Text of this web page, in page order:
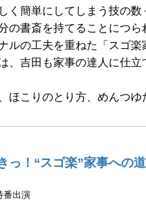
く簡単にしてしまう技の数
の書斎を持てることにつら
ルの工夫を重ねた「スゴ楽
、吉田も家事の達人に仕
ほこりのとり方、めんつゆ
っ！“スゴ楽”家事への道
番出演